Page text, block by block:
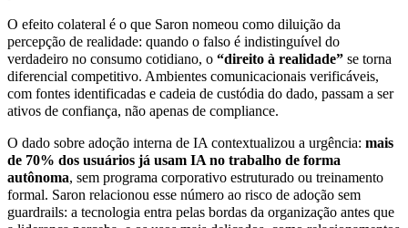
O efeito colateral é o que Saron nomeou como diluição da
percepção de realidade: quando o falso é indistinguível do
verdadeiro no consumo cotidiano, o “direito à realidade” se torna
diferencial competitivo. Ambientes comunicacionais verificáveis,
com fontes identificadas e cadeia de custódia do dado, passam a ser
ativos de confiança, não apenas de compliance.
O dado sobre adoção interna de IA contextualizou a urgência: mais
de 70% dos usuários já usam IA no trabalho de forma
autônoma, sem programa corporativo estruturado ou treinamento
formal. Saron relacionou esse número ao risco de adoção sem
guardrails: a tecnologia entra pelas bordas da organização antes que